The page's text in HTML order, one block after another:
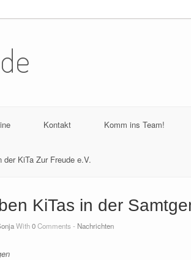
Kontakt Komm ins Team!
der KiTa Zur Freude e.V.
KiTas in der
With0Comments - Nachrichten